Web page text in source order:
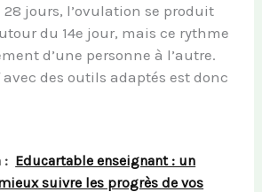
jours, l’ovulation se produit
du 14e jour, mais ce rythme
d’une personne à l’autre.
des outils adaptés est donc
: Educartable enseignant : un
suivre les progrès de vos